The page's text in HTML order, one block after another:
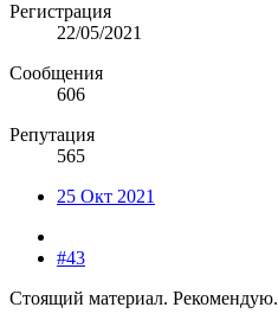
Регистрация
22/05/2021
Сообщения
606
Репутация
565
25 Окт 2021
#43
Стоящий материал. Рекомендую.